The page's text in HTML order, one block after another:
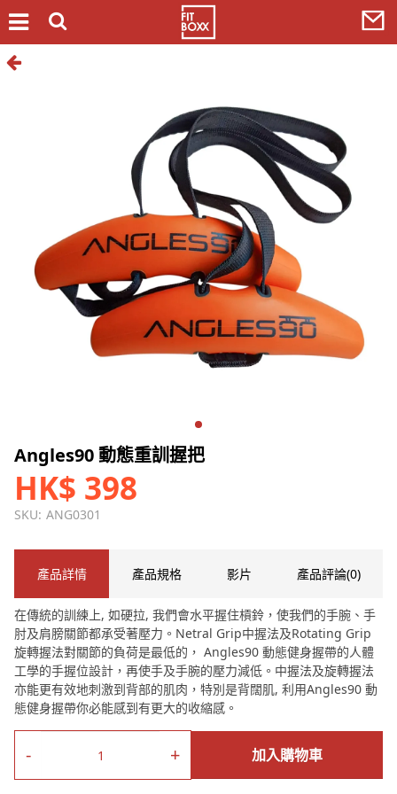
Angles90 動態重訓握把
HK$ 398
SKU: ANG0301
- + 加入購物車
產品詳情 產品規格 影片 產品評論(0)
在傳統的訓練上, 如硬拉, 我們會水平握住槓鈴，使我們的手腕、手
肘及肩膀關節都承受著壓力。Netral Grip中握法及Rotating Grip
旋轉握法對關節的負荷是最低的， Angles90 動態健身握帶的人體
工學的手握位設計，再使手及手腕的壓力減低。中握法及旋轉握法
亦能更有效地刺激到背部的肌肉，特別是背闊肌, 利用Angles90 動
態健身握帶你必能感到有更大的收縮感。